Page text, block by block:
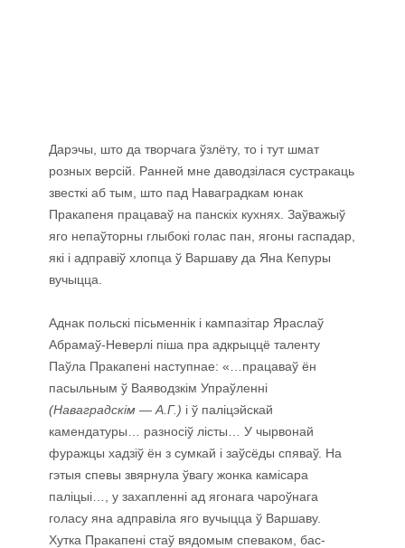
Дарэчы, што да творчага ўзлёту, то і тут шмат
розных версій. Ранней мне даводзілася сустракаць
звесткі аб тым, што пад Наваградкам юнак
Пракапеня працаваў на панскіх кухнях. Заўважыў
яго непаўторны глыбокі голас пан, ягоны гаспадар,
які і адправіў хлопца ў Варшаву да Яна Кепуры
вучыцца.
Аднак польскі пісьменнік і кампазітар Яраслаў
Абрамаў-Неверлі піша пра адкрыццё таленту
Паўла Пракапені наступнае: «…працаваў ён
пасыльным ў Ваяводзкім Упраўленні
(Наваградскім — А.Г.) і ў паліцэйскай
камендатуры… разносіў лісты… У чырвонай
фуражцы хадзіў ён з сумкай і заўсёды спяваў. На
гэтыя спевы звярнула ўвагу жонка камісара
паліцыі…, у захапленні ад ягонага чароўнага
голасу яна адправіла яго вучыцца ў Варшаву.
Хутка Пракапені стаў вядомым спеваком, бас-